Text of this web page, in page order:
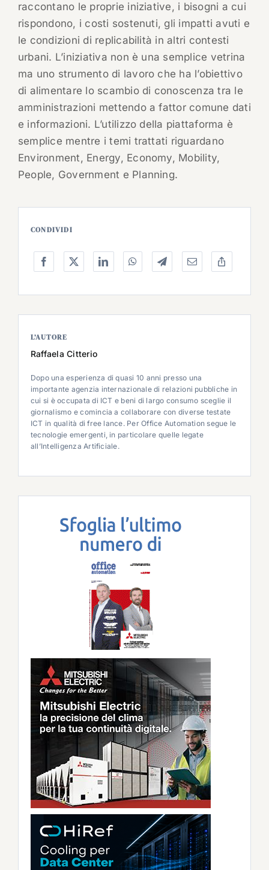
raccontano le proprie iniziative, i bisogni a cui
rispondono, i costi sostenuti, gli impatti avuti e
le condizioni di replicabilità in altri contesti
urbani. L’iniziativa non è una semplice vetrina
ma uno strumento di lavoro che ha l’obiettivo
di alimentare lo scambio di conoscenza tra le
amministrazioni mettendo a fattor comune dati
e informazioni. L’utilizzo della piattaforma è
semplice mentre i temi trattati riguardano
Environment, Energy, Economy, Mobility,
People, Government e Planning.
CONDIVIDI
L’AUTORE
Raffaela Citterio
Dopo una esperienza di quasi 10 anni presso una
importante agenzia internazionale di relazioni pubbliche in
cui si è occupata di ICT e beni di largo consumo sceglie il
giornalismo e comincia a collaborare con diverse testate
ICT in qualità di free lance. Per Office Automation segue le
tecnologie emergenti, in particolare quelle legate
all’Intelligenza Artificiale.